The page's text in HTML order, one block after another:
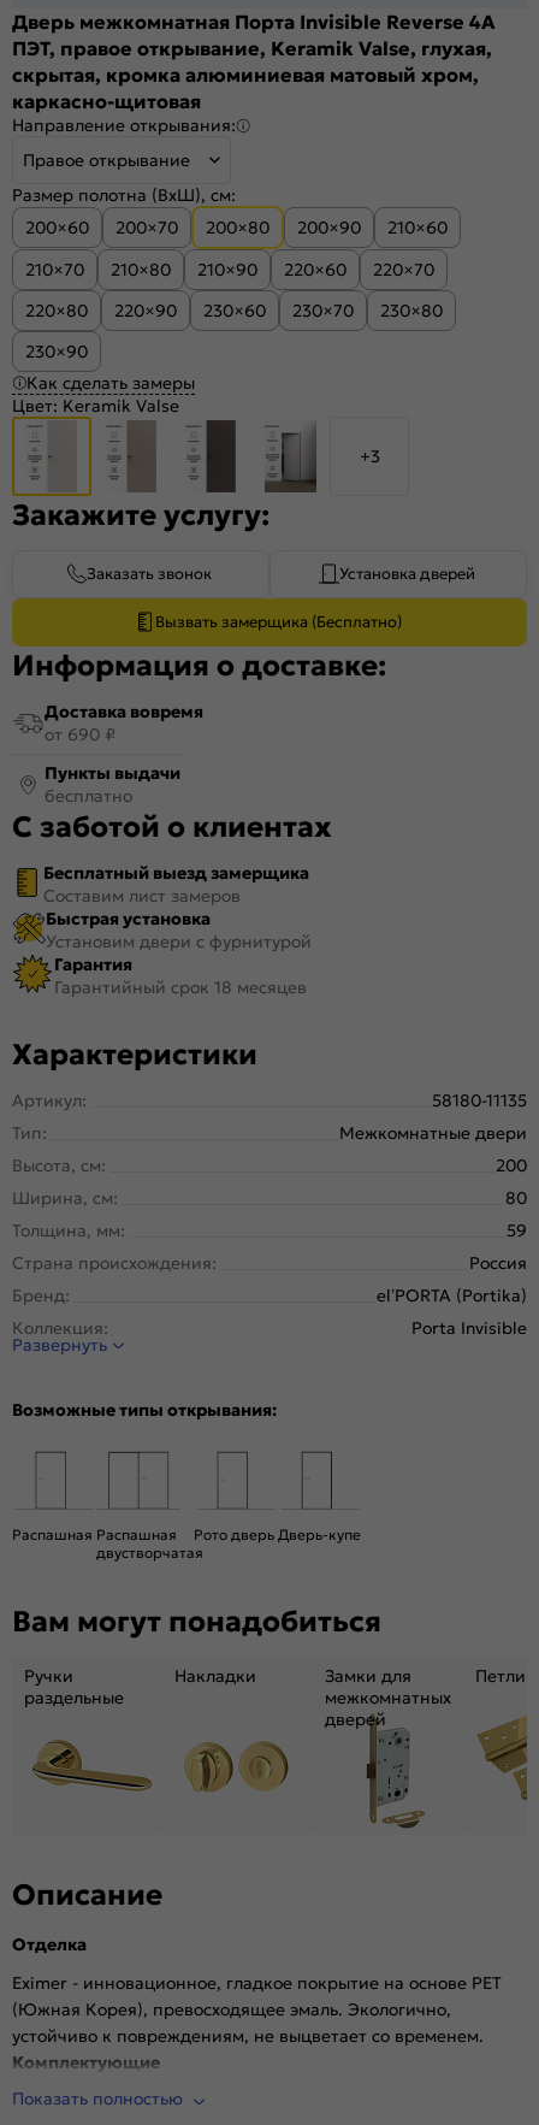
Дверь межкомнатная Порта Invisible Reverse 4A
ПЭТ, правое открывание, Keramik Valse, глухая,
скрытая, кромка алюминиевая матовый хром,
каркасно-щитовая
Направление открывания:
Правое открывание
Размер полотна (ВхШ), см:
200×60
200×70 200×80 200×90
210×60
210×70
210×80 210×90 220×60
220×70
220×80
220×90 230×60 230×70
230×80
230×90
Как сделать замеры
Цвет: Keramik Valse
+3
Закажите услугу:
Заказать звонок Установка дверей
Вызвать замерщика (Бесплатно)
Информация о доставке:
Доставка вовремя
от 690 ₽
Пункты выдачи
бесплатно
С заботой о клиентах
Бесплатный выезд замерщика
Составим лист замеров
Быстрая установка
Установим двери с фурнитурой
Гарантия
Гарантийный срок 18 месяцев
Характеристики
Артикул:
58180-11135
Тип:
Межкомнатные двери
Высота, см:
200
Ширина, см:
80
Толщина, мм:
59
Страна происхождения:
Россия
Бренд:
el’PORTA (Portika)
Коллекция:
Porta Invisible
Стиль:
Конструкция двери:
Вес, кг:
Кромка:
Алюминиевая матовый хром
Гладкая, матовая
Возможность покраски:
Нет
Для влажных помещений:
Да
Уровень шумоизоляции:
Фрезеровка под петли:
Износостойкость:
Высокая
Пропускает свет:
Подходит под двухстворчатый проём:
Гарантия (лет):
Материал:
Развернуть
Возможные типы открывания:
Распашная Распашная
двустворчатая
Рото дверь Дверь-купе
Вам могут понадобиться
Ручки
раздельные
Накладки
Замки для
межкомнатных
дверей
Петли
Описание
Отделка
Eximer - инновационное, гладкое покрытие на основе PET
(Южная Корея), превосходящее эмаль. Экологично,
устойчиво к повреждениям, не выцветает со временем.
Комплектующие
Врезана магнитная защелка AGB, выполнена фрезеровка
Показать полностью